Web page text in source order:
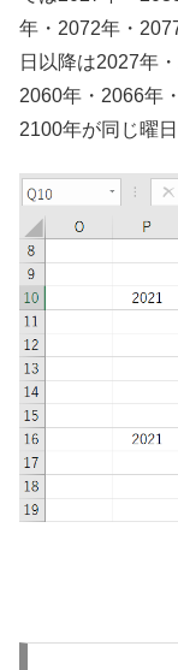
年・2072年・
日以降は2027年
2060年・2066年
2100年が同じ曜